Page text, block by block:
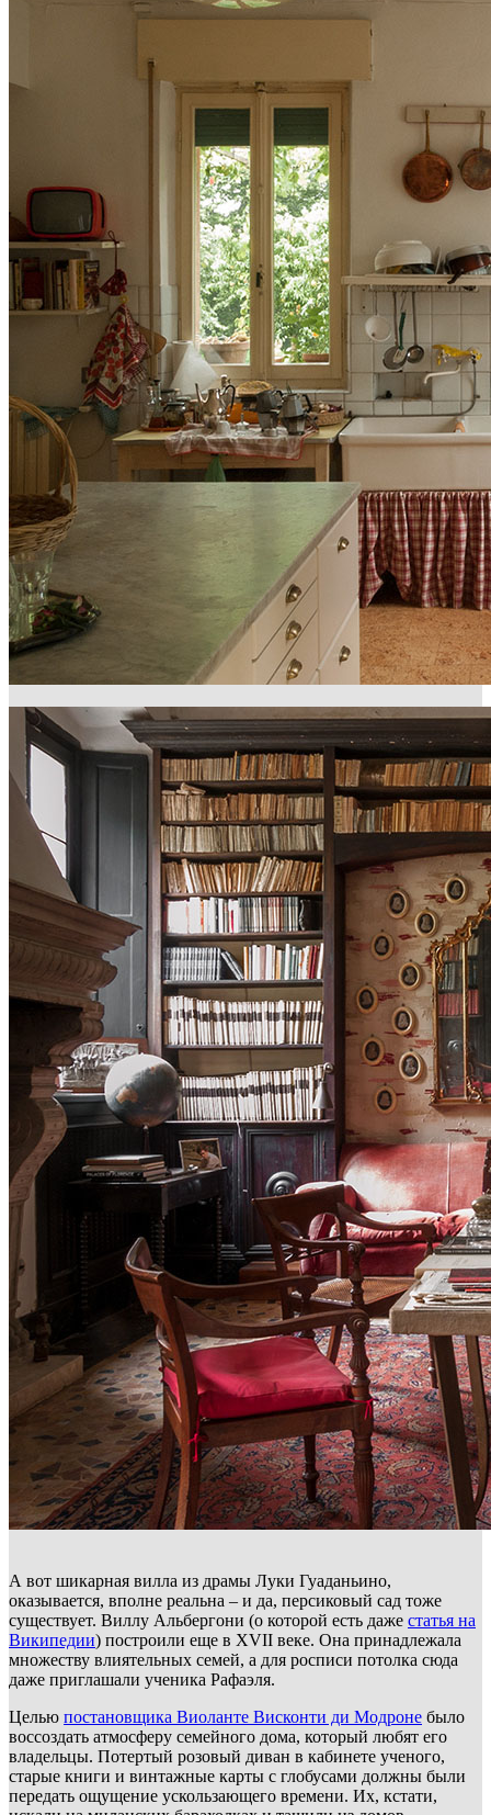
А вот шикарная вилла из драмы Луки Гуаданьино,
оказывается, вполне реальна – и да, персиковый сад тоже
существует. Виллу Альбергони (о которой есть даже статья на
Википедии) построили еще в XVII веке. Она принадлежала
множеству влиятельных семей, а для росписи потолка сюда
даже приглашали ученика Рафаэля.
Целью постановщика Виоланте Висконти ди Модроне было
воссоздать атмосферу семейного дома, который любят его
владельцы. Потертый розовый диван в кабинете ученого,
старые книги и винтажные карты с глобусами должны были
передать ощущение ускользающего времени. Их, кстати,